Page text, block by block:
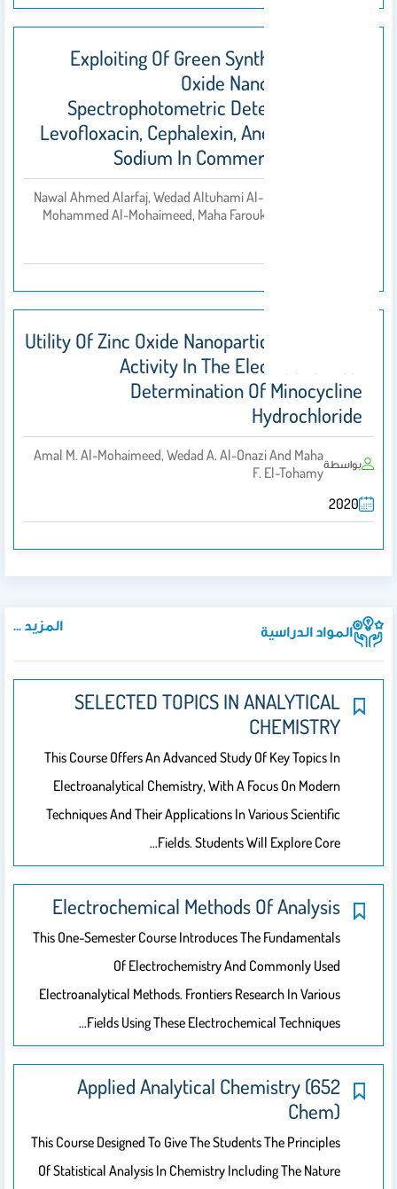
Exploiting Of Green Synthesized Metal
Oxide Nanoparticles For
Spectrophotometric Determination Of
Levofloxacin, Cephalexin, And Cefotaxime
Sodium In Commercial Products
Nawal Ahmed Alarfaj, Wedad Altuhami Al-Onazi, Amal
Mohammed Al-Mohaimeed, Maha Farouk El-Tohamy
Utility Of Zinc Oxide Nanoparticles Catalytic
Activity In The Electrochemical
Determination Of Minocycline
Hydrochloride
بواسطةAmal M. Al-Mohaimeed, Wedad A. Al-Onazi And Maha
F. El-Tohamy
2020
المواد الدراسية المزيد ...
SELECTED TOPICS IN ANALYTICAL
CHEMISTRY
This Course Offers An Advanced Study Of Key Topics In
Electroanalytical Chemistry, With A Focus On Modern
Techniques And Their Applications In Various Scientific
Fields. Students Will Explore Core…
Electrochemical Methods Of Analysis
This One-Semester Course Introduces The Fundamentals
Of Electrochemistry And Commonly Used
Electroanalytical Methods. Frontiers Research In Various
Fields Using These Electrochemical Techniques…
Applied Analytical Chemistry (652
Chem)
This Course Designed To Give The Students The Principles
Of Statistical Analysis In Chemistry Including The Nature